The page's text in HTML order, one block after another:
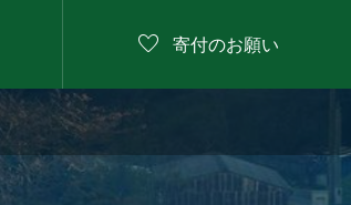
 寄付のお願い
2026年8月13日
プール遊び 